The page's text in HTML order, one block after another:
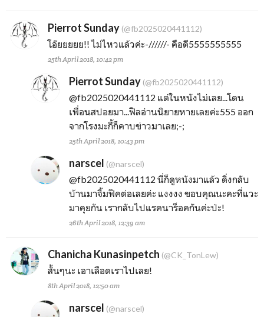
Pierrot Sunday (@fb2025020441112)
โอ๊ยยยยย!! ไม่ไหวแล้วค่ะ-//////- คือดี5555555555
25th April 2018, 10:42 pm
Pierrot Sunday(@fb2025020441112)
@fb2025020441112 แต่ในหนังไม่เลย...โดน
เพื่อนสปอยมา...ฟิลอ่านนิยายหายเลยค่ะ555 ออก
จากโรงมะกี้ก็คาบข่าวมาเลย;-;
25th April 2018, 10:43 pm
narscel (@narscel)
@fb2025020441112 นี่ก็ดูหนังมาแล้ว ดิ่งกลับ
บ้านมาจิ้มฟิคต่อเลยค่ะ แงงงง ขอบคุณนะคะที่แวะ
มาคุยกัน เรากลับไปแรคนาร็อคกันค่ะป่ะ!
26th April 2018, 12:39 am
Chanicha Kunasinpetch (@CK_TonLew)
สั้นๆนะ เอาเลือดเราไปเลย!
8th April 2018, 12:50 am
narscel (@narscel)